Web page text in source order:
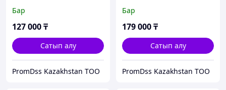
электрмен, бак 12 л)
Бар
127 000₸
Сатып алу
PromDss Kazakhstan TOO
В, электростартер, бак 18
л
Бар
179 000₸
Сатып алу
PromDss Kazakhstan TOO